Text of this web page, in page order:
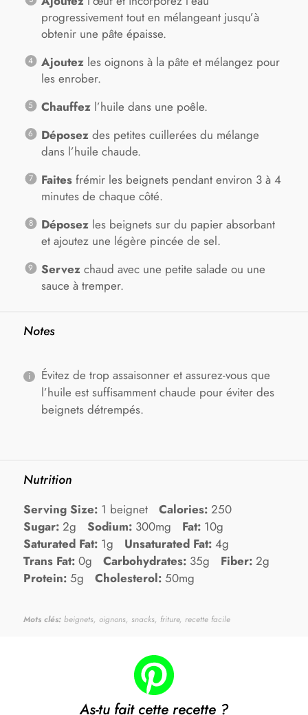
progressivement tout en mélangeant jusqu’à
obtenir une pâte épaisse.
Ajoutezles oignons à la pâte et mélangez pour
les enrober.
Chauffezl’huile dans une poêle.
Déposezdes petites cuillerées du mélange
dans l’huile chaude.
Faitesfrémir les beignets pendant environ 3 à 4
minutes de chaque côté.
Déposezles beignets sur du papier absorbant
et ajoutez une légère pincée de sel.
Servezchaud avec une petite salade ou une
sauce à tremper.
Notes
Évitez de trop assaisonner et assurez-vous que
l’huile est suffisamment chaude pour éviter des
beignets détrempés.
Nutrition
Serving Size: 1 beignet Calories: 250
Sugar: 2g Sodium: 300mg Fat: 10g
Saturated Fat: 1g Unsaturated Fat: 4g
Trans Fat: 0g Carbohydrates: 35g Fiber: 2g
Protein: 5g Cholesterol: 50mg
Mots clés: beignets, oignons, snacks, friture, recette facile
As-tu fait cette recette ?